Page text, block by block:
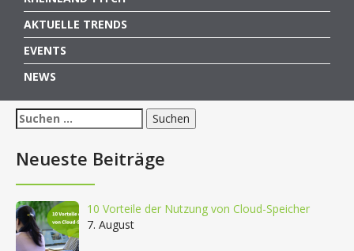
AKTUELLE TRENDS
EVENTS
NEWS
Suchen
nach:
Neueste Beiträge
10 Vorteile der Nutzung von Cloud-Speicher
7. August